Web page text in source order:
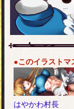
●このイラストマ
はやかわ村長